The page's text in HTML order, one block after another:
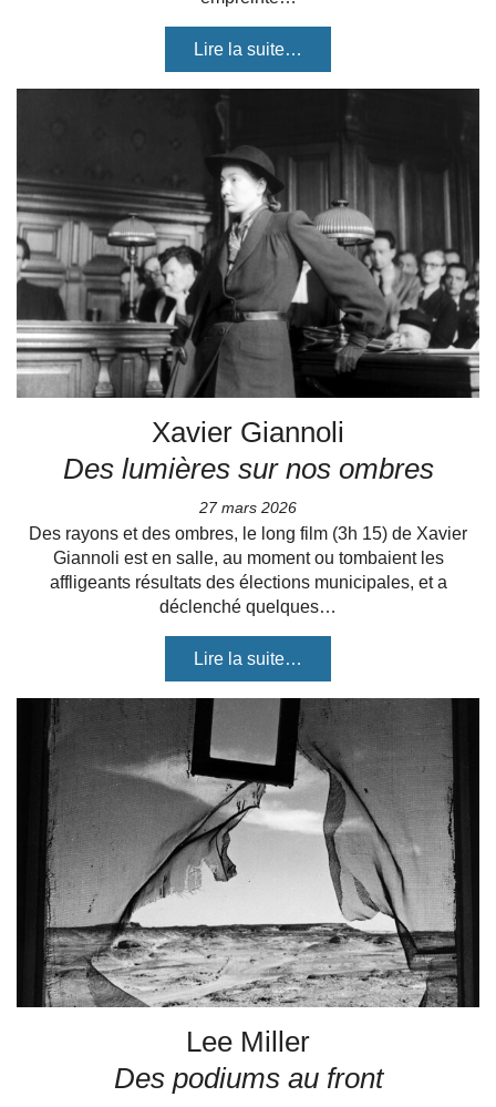
Lire la suite…
Xavier Giannoli
Des lumières sur nos ombres
27 mars 2026
Des rayons et des ombres, le long film (3h 15) de Xavier
Giannoli est en salle, au moment ou tombaient les
affligeants résultats des élections municipales, et a
déclenché quelques…
Lire la suite…
Lee Miller
Des podiums au front